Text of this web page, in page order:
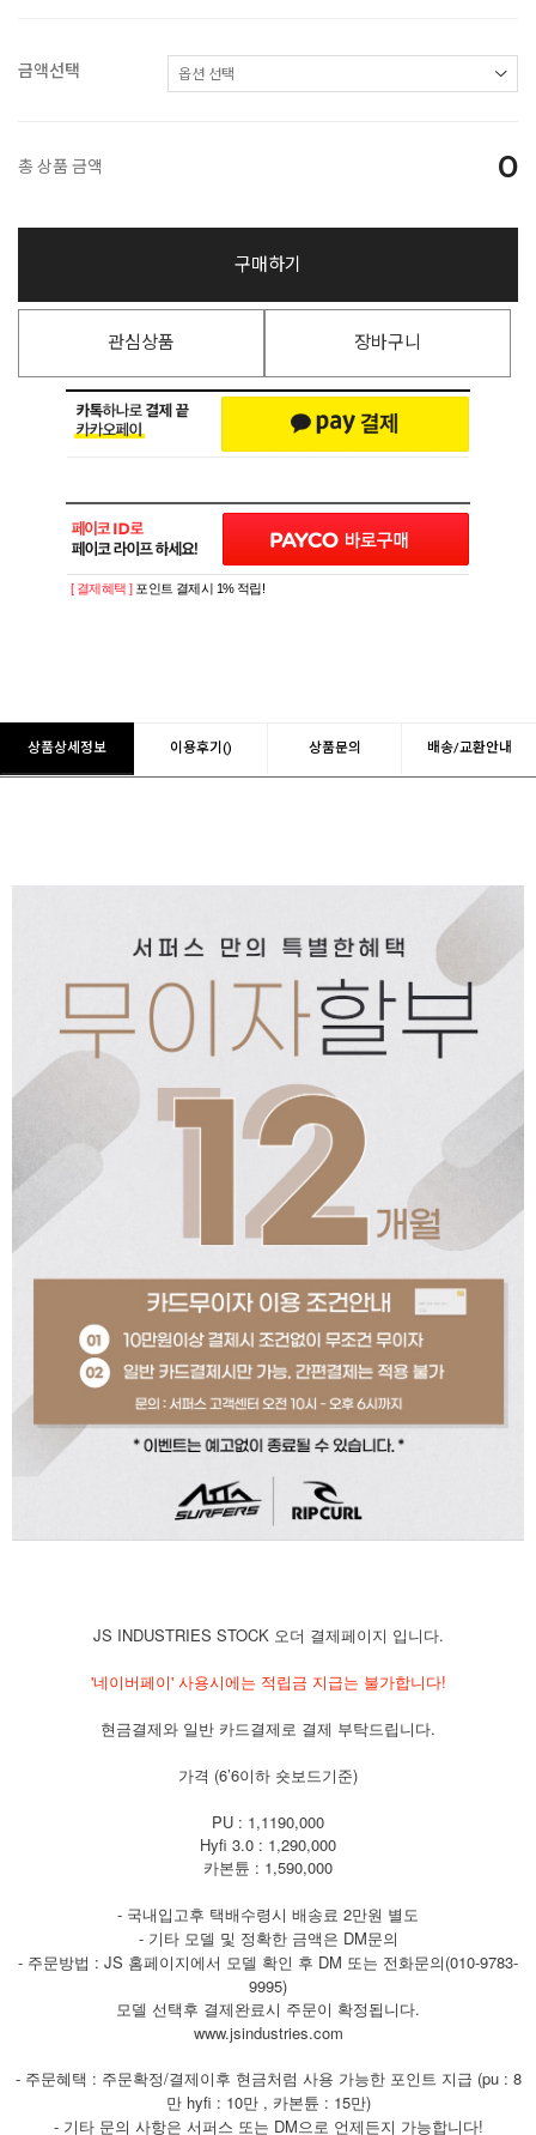
금액선택
총 상품 금액 0
구매하기
관심상품 장바구니
PAYCO 바로구매
[ 결제혜택 ] 포인트 결제시 1% 적립!
상품상세정보 이용후기() 상품문의 배송/교환안내
JS INDUSTRIES STOCK 오더 결제페이지 입니다.
'네이버페이' 사용시에는 적립금 지급는 불가합니다!
현금결제와 일반 카드결제로 결제 부탁드립니다.
가격 (6’6이하 숏보드기준)
PU : 1,1190,000
Hyfi 3.0 : 1,290,000
카본튠 : 1,590,000
- 국내입고후 택배수령시 배송료 2만원 별도
- 기타 모델 및 정확한 금액은 DM문의
- 주문방법 : JS 홈페이지에서 모델 확인 후 DM 또는 전화문의(010-9783-
9995)
모델 선택후 결제완료시 주문이 확정됩니다.
www.jsindustries.com
- 주문혜택 : 주문확정/결제이후 현금처럼 사용 가능한 포인트 지급 (pu : 8
만 hyfi : 10만 , 카본튠 : 15만)
- 기타 문의 사항은 서퍼스 또는 DM으로 언제든지 가능합니다!